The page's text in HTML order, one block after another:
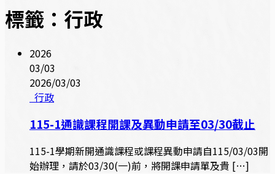
標籤：行政
2026
03/03
2026/03/03
行政
115-1通識課程開課及異動申請至03/30截止
115-1學期新開通識課程或課程異動申請自115/03/03開
始辦理，請於03/30(一)前，將開課申請單及貴 […]